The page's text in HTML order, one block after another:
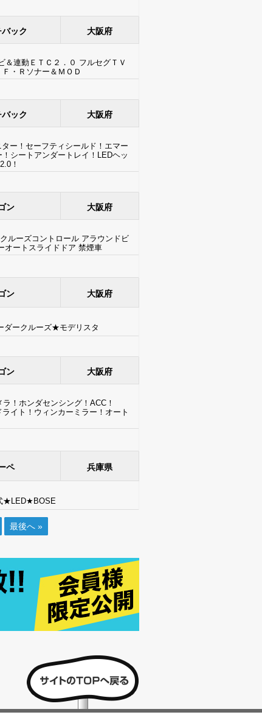
ック 大阪府
連動ＥＴＣ２．０ フルセグＴＶ
・Ｒソナー＆ＭＯＤ
ック 大阪府
ー！セーフティシールド！エマー
シートアンダートレイ！LEDヘッ
！
ン 大阪府
ルーズコントロール アラウンドビ
オートスライドドア 禁煙車
ン 大阪府
ークルーズ★モデリスタ
ン 大阪府
！ホンダセンシング！ACC！
イト！ウィンカーミラー！オート
ペ 兵庫県
★LED★BOSE
最後へ »